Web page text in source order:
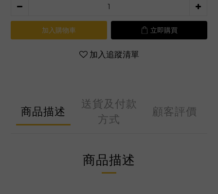
加入購物車 立即購買
加入追蹤清單
商品描述
送貨及付款
方式
顧客評價
商品描述